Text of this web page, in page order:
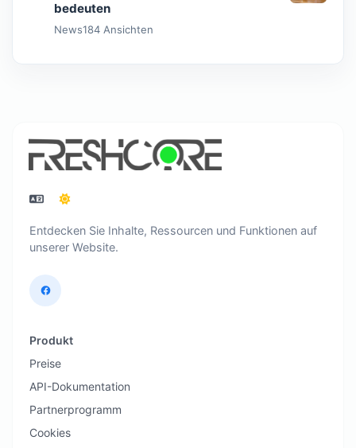
bedeuten
News184 Ansichten
Entdecken Sie Inhalte, Ressourcen und Funktionen auf
unserer Website.
Produkt
Preise
API-Dokumentation
Partnerprogramm
Cookies